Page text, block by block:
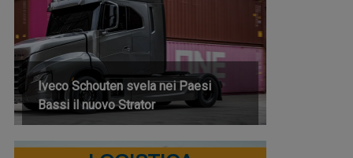
Iveco Schouten svela nei Paesi
Bassi il nuovo Strator